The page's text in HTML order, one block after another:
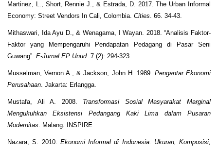
Martinez, L., Short, Rennie J., & Estrada, D. 2017. The Urban Informal
Economy: Street Vendors In Cali, Colombia. Cities . 66. 34-43.
Mithaswari, Ida Ayu D., & Wenagama, I Wayan. 2018. “Analisis Faktor-
Faktor yang Mempengaruhi Pendapatan Pedagang di Pasar Seni
Guwang”. E-Jurnal EP Unud. 7 (2): 294-323.
Musselman, Vernon A., & Jackson, John H. 1989. Pengantar Ekonomi
Perusahaan . Jakarta: Erlangga.
Mustafa, Ali A. 2008. Transformasi Sosial Masyarakat Marginal
Mengukuhkan Eksistensi Pedangang Kaki Lima dalam Pusaran
Modernitas . Malang: INSPIRE
Nazara, S. 2010. Ekonomi Informal di Indonesia: Ukuran, Komposisi,